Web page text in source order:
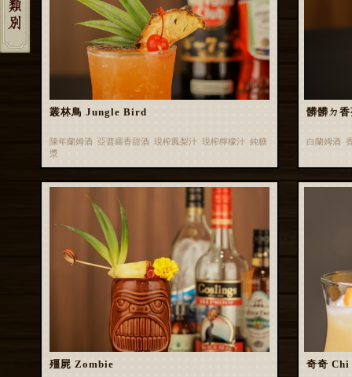
叢林鳥 Jungle Bird
陳年蘭姆酒 亞普羅香甜酒 現榨鳳梨汁 現榨檸檬汁 純糖
漿
髒髒ㄉ
白蘭姆酒
殭屍 Zombie 奇奇